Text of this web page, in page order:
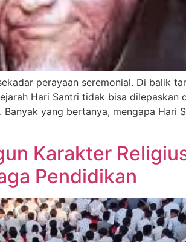
perayaan seremonial. Di balik
Hari Santri tidak bisa
yang bertanya, mengapa
Karakter
Pendidikan